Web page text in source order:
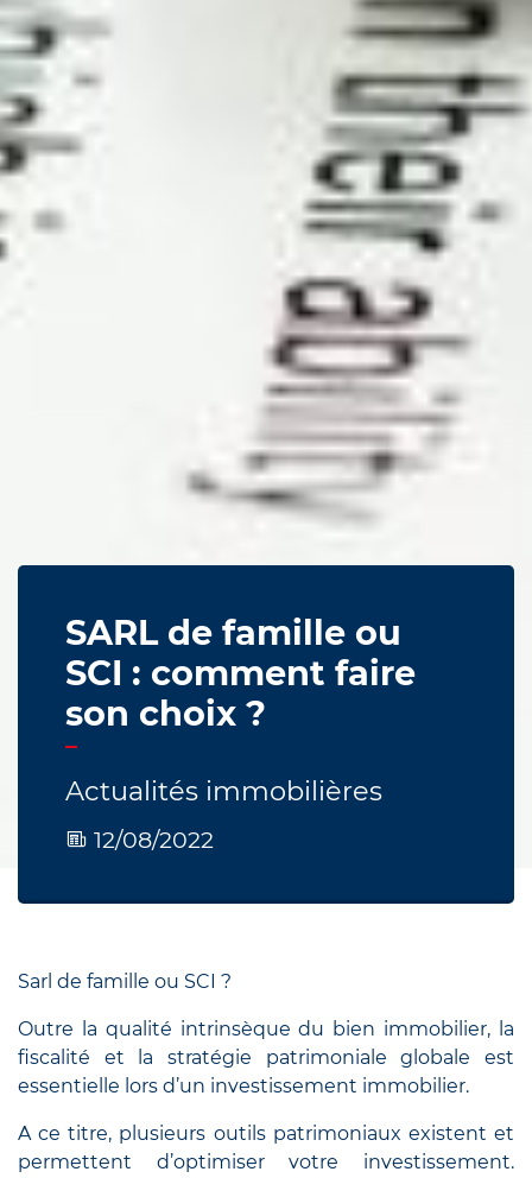
SARL de famille ou
SCI : comment faire
son choix ?
Actualités immobilières
12/08/2022
Sarl de famille ou SCI ?
Outre la qualité intrinsèque du bien immobilier, la
fiscalité et la stratégie patrimoniale globale est
essentielle lors d’un investissement immobilier.
A ce titre, plusieurs outils patrimoniaux existent et
permettent d’optimiser votre investissement.